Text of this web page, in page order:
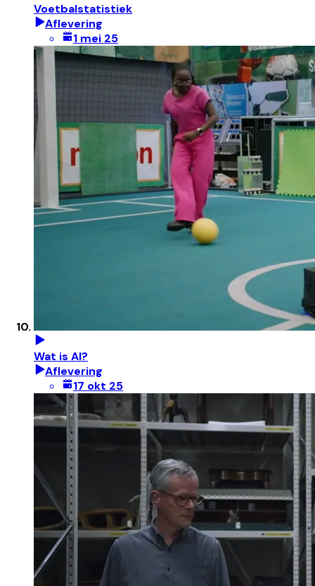
Voetbalstatistiek
Aflevering
1 mei 25
Wat is AI?
Aflevering
17 okt 25